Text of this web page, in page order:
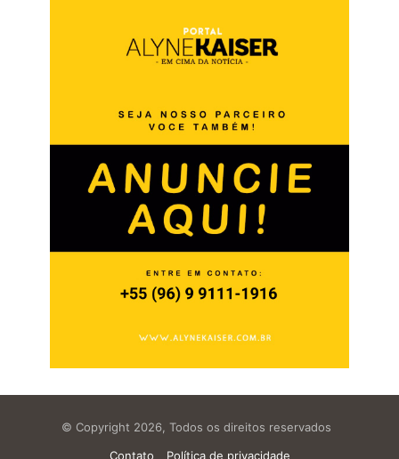
© Copyright 2026, Todos os direitos reservados
Contato
Política de privacidade